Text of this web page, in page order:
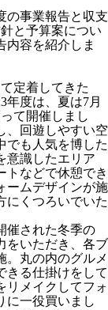
の事業報告と収支
と予算案につい
内容を紹介しま
定着してきた
年度は、夏は7月
て開催しまし
、回遊しやすい空
でも人気を博した
意識したエリア
トなどで休憩でき
ームデザインが施
にくつろいでいた
催された冬季の
をいただき、各ブ
。丸の内のグルメ
きる仕掛けをして
リメイクしてフォ
に一役買いまし